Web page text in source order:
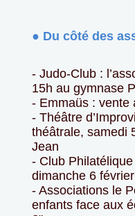
● Du côté des
- Judo-Club :
15h au gymnase
- Emmaüs : vente
- Théâtre
théâtrale, samedi
Jean
- Club
dimanche 6
- Associations le
enfants face aux